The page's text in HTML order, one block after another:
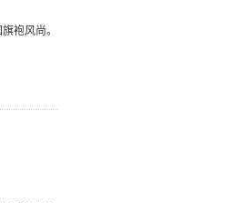
袍风尚。